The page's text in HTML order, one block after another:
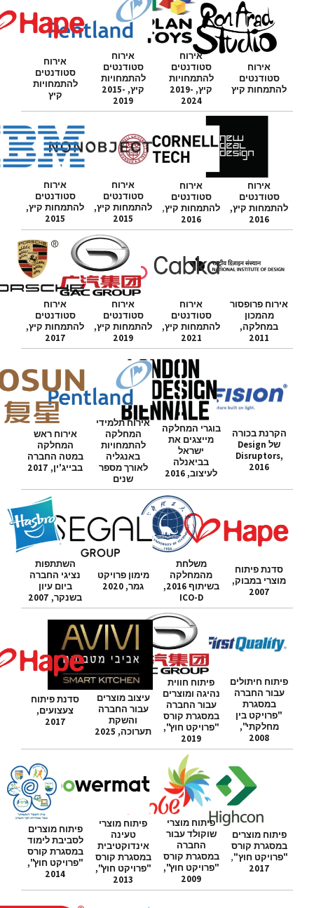
אירוח
סטודנטים
להתמחות קיץ
אירוח
סטודנטים
להתמחויות
קיץ, 2019-
2024
אירוח
סטודנטים
להתמחויות
קיץ, 2015-
2019
אירוח
סטודנטים
להתמחויות
קיץ
אירוח
סטודנטים
להתמחות קיץ,
2016
אירוח
סטודנטים
להתמחות קיץ,
2016
אירוח
סטודנטים
להתמחות קיץ,
2015
אירוח
סטודנטים
להתמחות קיץ,
2015
אירוח פרופסור
מהמכון
במחלקה,
2011
אירוח
סטודנטים
להתמחות קיץ,
2021
אירוח
סטודנטים
להתמחות קיץ,
2019
אירוח
סטודנטים
להתמחות קיץ,
2017
הקרנת בכורה
של Design
Disruptors,
2016
בוגרי המחלקה
מייצגים את
ישראל
בביאנלה
לעיצוב, 2016
אירוח תלמידי
המחלקה
להתמחויות
באנגליה
לאורך מספר
שנים
אירוח ראש
המחלקה
במטה החברה
בבייג'ין, 2017
סדנת פיתוח
מוצרי במבוק,
2007
משלחת
מהמחלקה
בשיתוף 2016,
ICO-D
מימון פרויקט
גמר, 2020
השתתפות
נציגי החברה
ביום עיון
בשנקר, 2007
פיתוח חיתולים
עבור החברה
במסגרת
"פרויקט בין
מחלקתי",
2008
פיתוח חווית
נהיגה ומוצרים
עבור החברה
במסגרת קורס
"פרויקט חוץ",
2019
עיצוב מוצרים
עבור החברה
והשקת
תערוכה, 2025
סדנת פיתוח
צעצועים,
2017
פיתוח מוצרים
במסגרת קורס
"פרויקט חוץ",
2017
פיתוח מוצרי
שוקולד עבור
החברה
במסגרת קורס
"פרויקט חוץ",
2009
פיתוח מוצרי
טעינה
אינדוקטיבית
במסגרת קורס
"פרויקט חוץ",
2013
פיתוח מוצרים
לסביבת לימוד
במסגרת קורס
"פרויקט חוץ",
2014